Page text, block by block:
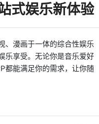
式娱乐新体验
、漫画于一体的综合性娱乐
乐享受。无论你是音乐爱好
都能满足你的需求，让你随